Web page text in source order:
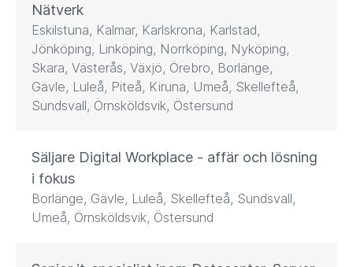
Nätverk
Eskilstuna, Kalmar, Karlskrona, Karlstad,
Jönköping, Linköping, Norrköping, Nyköping,
Skara, Västerås, Växjö, Örebro, Borlänge,
Gävle, Luleå, Piteå, Kiruna, Umeå, Skellefteå,
Sundsvall, Örnsköldsvik, Östersund
Säljare Digital Workplace - affär och lösning
i fokus
Borlänge, Gävle, Luleå, Skellefteå, Sundsvall,
Umeå, Örnsköldsvik, Östersund